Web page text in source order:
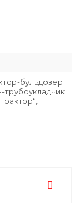
бульдозер
трубоукладчик